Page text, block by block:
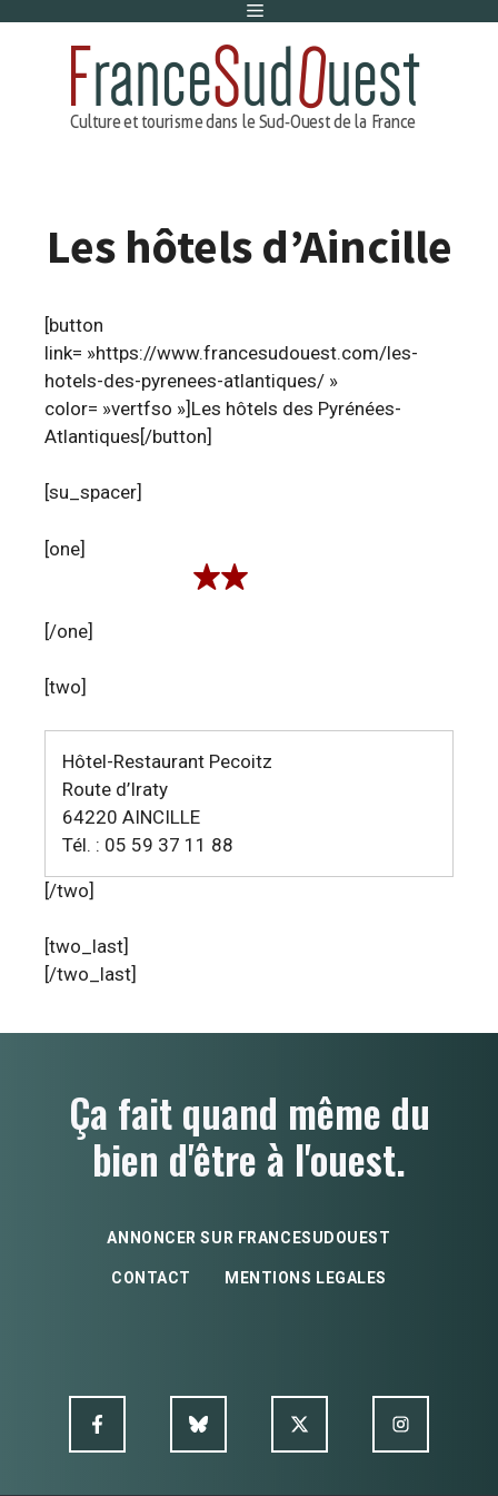
Menu
Les hôtels d’Aincille
[button
link= »https://www.francesudouest.com/les-
hotels-des-pyrenees-atlantiques/ »
color= »vertfso »]Les hôtels des Pyrénées-
Atlantiques[/button]
[su_spacer]
[one]
[/one]
[two]
Hôtel-Restaurant Pecoitz
Route d’Iraty
64220 AINCILLE
Tél. : 05 59 37 11 88
[/two]
[two_last]
[/two_last]
Ça fait quand même du
bien d'être à l'ouest.
ANNONCER SUR FRANCESUDOUEST
CONTACT MENTIONS LEGALES